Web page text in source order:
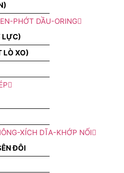
PHỚT DẦU-ORING
LỰC)
LÒ XO)
XÍCH DĨA-KHỚP NỐI
ĐÔI